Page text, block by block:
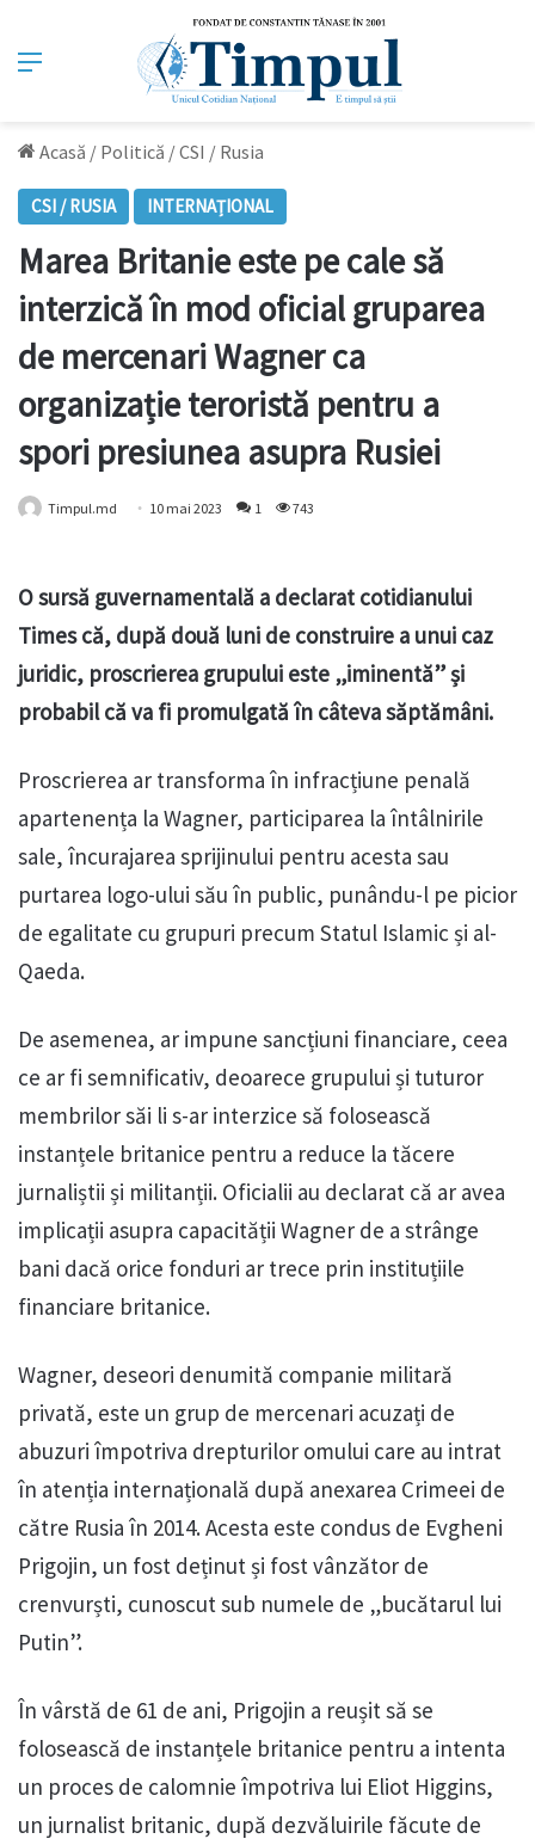
Meniu
Acasă / Politică /CSI / Rusia
CSI / RUSIA INTERNAȚIONAL
Marea Britanie este pe cale să
interzică în mod oficial gruparea
de mercenari Wagner ca
organizație teroristă pentru a
spori presiunea asupra Rusiei
Timpul.md 10 mai 2023 1 743
O sursă guvernamentală a declarat cotidianului
Times că, după două luni de construire a unui caz
juridic, proscrierea grupului este „iminentă” și
probabil că va fi promulgată în câteva săptămâni.
Proscrierea ar transforma în infracțiune penală
apartenența la Wagner, participarea la întâlnirile
sale, încurajarea sprijinului pentru acesta sau
purtarea logo-ului său în public, punându-l pe picior
de egalitate cu grupuri precum Statul Islamic și al-
Qaeda.
De asemenea, ar impune sancțiuni financiare, ceea
ce ar fi semnificativ, deoarece grupului și tuturor
membrilor săi li s-ar interzice să folosească
instanțele britanice pentru a reduce la tăcere
jurnaliștii și militanții. Oficialii au declarat că ar avea
implicații asupra capacității Wagner de a strânge
bani dacă orice fonduri ar trece prin instituțiile
financiare britanice.
Wagner, deseori denumită companie militară
privată, este un grup de mercenari acuzați de
abuzuri împotriva drepturilor omului care au intrat
în atenția internațională după anexarea Crimeei de
către Rusia în 2014. Acesta este condus de Evgheni
Prigojin, un fost deținut și fost vânzător de
crenvurști, cunoscut sub numele de „bucătarul lui
Putin”.
În vârstă de 61 de ani, Prigojin a reușit să se
folosească de instanțele britanice pentru a intenta
un proces de calomnie împotriva lui Eliot Higgins,
un jurnalist britanic, după dezvăluirile făcute de